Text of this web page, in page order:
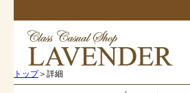
トップ＞詳細